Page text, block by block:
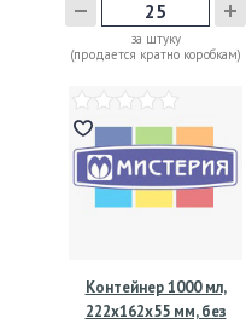
за штуку
(продается кратно коробкам)
Контейнер 1000 мл,
222х162х55 мм, без